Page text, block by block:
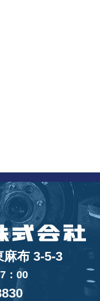
布 3-5-3
：00